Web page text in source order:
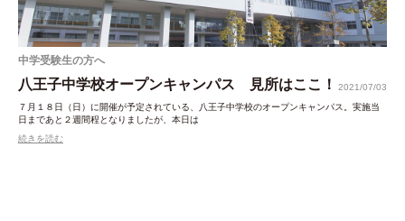
中学受験生の方へ
2021/07/03
八王子中学校オープンキャンパス 見所はここ！
７月１８日（日）に開催が予定されている、八王子中学校のオープンキャンパス。実施当
日まであと２週間程となりましたが、本日は
続きを読む